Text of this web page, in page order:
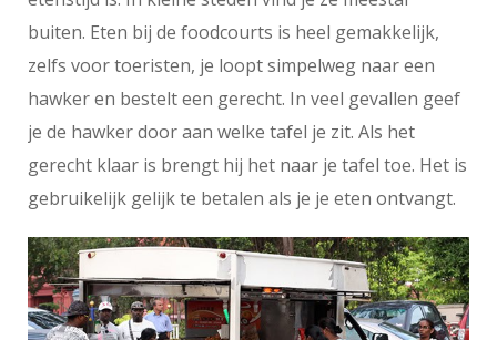
buiten. Eten bij de foodcourts is heel gemakkelijk,
zelfs voor toeristen, je loopt simpelweg naar een
hawker en bestelt een gerecht. In veel gevallen geef
je de hawker door aan welke tafel je zit. Als het
gerecht klaar is brengt hij het naar je tafel toe. Het is
gebruikelijk gelijk te betalen als je je eten ontvangt.